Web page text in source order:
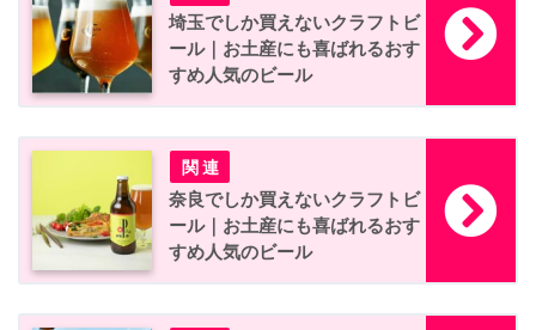
埼玉でしか買えないクラフトビ
ール｜お土産にも喜ばれるおす
すめ人気のビール
奈良でしか買えないクラフトビ
ール｜お土産にも喜ばれるおす
すめ人気のビール